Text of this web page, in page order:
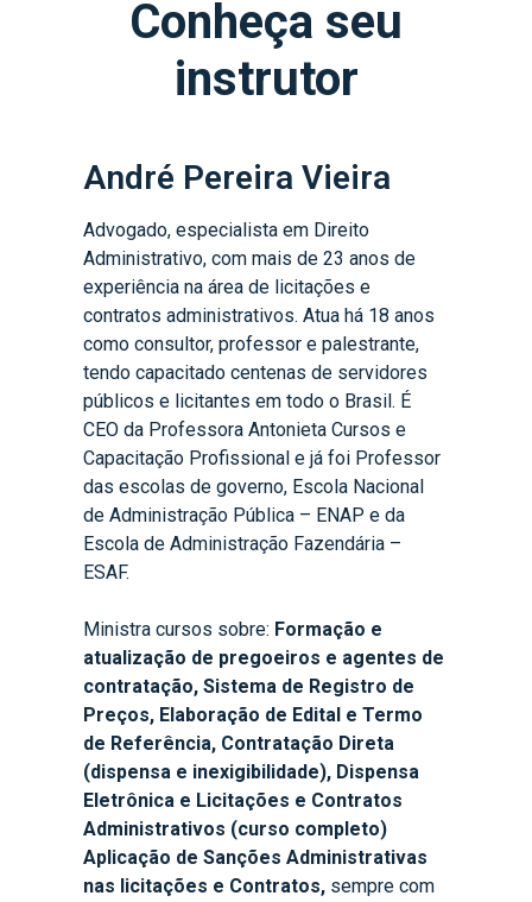
Conheça seu
instrutor
André Pereira Vieira
Advogado, especialista em Direito
Administrativo, com mais de 23 anos de
experiência na área de licitações e
contratos administrativos. Atua há 18 anos
como consultor, professor e palestrante,
tendo capacitado centenas de servidores
públicos e licitantes em todo o Brasil. É
CEO da Professora Antonieta Cursos e
Capacitação Profissional e já foi Professor
das escolas de governo, Escola Nacional
de Administração Pública – ENAP e da
Escola de Administração Fazendária –
ESAF.
Ministra cursos sobre: Formação e
atualização de pregoeiros e agentes de
contratação, Sistema de Registro de
Preços, Elaboração de Edital e Termo
de Referência, Contratação Direta
(dispensa e inexigibilidade), Dispensa
Eletrônica e Licitações e Contratos
Administrativos (curso completo)
Aplicação de Sanções Administrativas
nas licitações e Contratos, sempre com